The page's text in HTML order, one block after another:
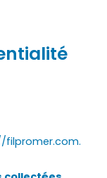
filpromer.com.